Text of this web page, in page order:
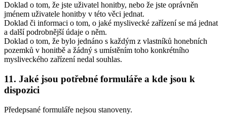
Doklad o tom, že jste uživatel honitby, nebo že jste oprávněn
jménem uživatele honitby v této věci jednat.
Doklad či informaci o tom, o jaké myslivecké zařízení se má jednat
a další podrobnější údaje o něm.
Doklad o tom, že bylo jednáno s každým z vlastníků honebních
pozemků v honitbě a žádný s umístěním toho konkrétního
mysliveckého zařízení nedal souhlas.
11. Jaké jsou potřebné formuláře a kde jsou k
dispozici
Předepsané formuláře nejsou stanoveny.